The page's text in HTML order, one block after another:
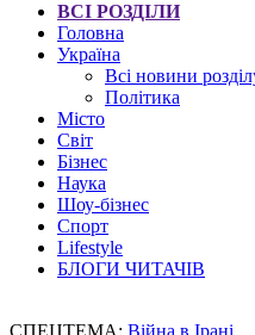
ВСІ РОЗДІЛИ
Головна
Україна
Всі новини
Політика
Місто
Світ
Бізнес
Наука
Шоу-бізнес
Спорт
Lifestyle
БЛОГИ ЧИТАЧІВ
СПЕЦТЕМА: Війна в Ірані